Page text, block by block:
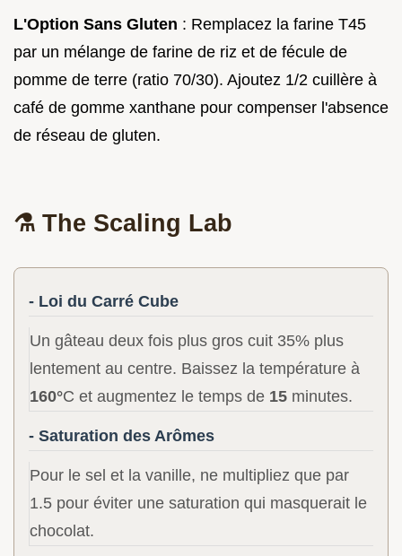
L'Option Sans Gluten : Remplacez la farine T45
par un mélange de farine de riz et de fécule de
pomme de terre (ratio 70/30). Ajoutez 1/2 cuillère à
café de gomme xanthane pour compenser l'absence
de réseau de gluten.
⚗️ The Scaling Lab
- Loi du Carré Cube
Un gâteau deux fois plus gros cuit 35% plus
lentement au centre. Baissez la température à
160°C et augmentez le temps de 15 minutes.
- Saturation des Arômes
Pour le sel et la vanille, ne multipliez que par
1.5 pour éviter une saturation qui masquerait le
chocolat.